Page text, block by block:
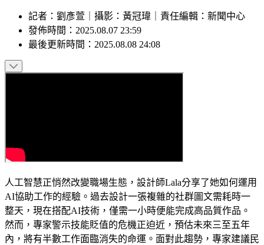
記者：劉彥萱｜攝影：黃冠瑋
發佈時間：2025.08.07 23:59
人工智慧正悄然改變職場生態，設計師Lala分享了她如何運用
AI協助工作的經驗。過去設計一張複雜的社群圖文需耗時一
整天，現在搭配AI技術，僅需一小時便能完成高品質作品。
然而，專家警示技能貶值的危機正迫近，預估未來三至五年